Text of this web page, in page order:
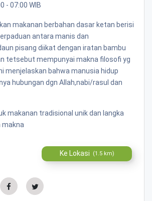
- 07:00 WIB
makanan berbahan dasar ketan berisi
antara manis dan
pisang diikat dengan iratan bambu
tetsebut mempunyai makna filosofi yg
menjelaskan bahwa manusia hidup
hubungan dgn Allah,nabi/rasul dan
makanan tradisional unik dan langka
makna
Ke Lokasi (1.5 km)